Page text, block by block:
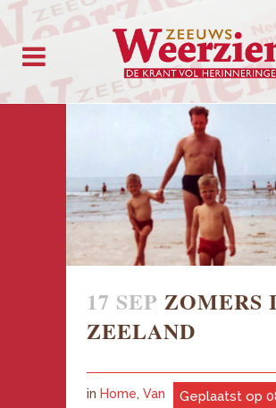
17 SEP ZOMERS
ZEELAND
Geplaatst op
in Home, Van